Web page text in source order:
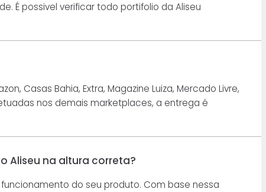
É possivel verificar todo portifolio da Aliseu
Casas Bahia, Extra, Magazine Luiza, Mercado Livre,
nos demais marketplaces, a entrega é
Aliseu na altura correta?
do seu produto. Com base nessa